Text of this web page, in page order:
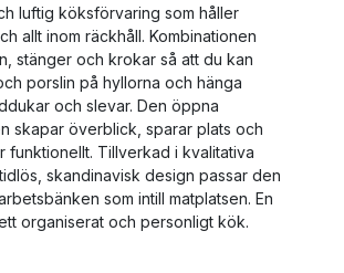
luftig köksförvaring som håller
allt inom räckhåll. Kombinationen
stänger och krokar så att du kan
porslin på hyllorna och hänga
och slevar. Den öppna
skapar överblick, sparar plats och
funktionellt. Tillverkad i kvalitativa
skandinavisk design passar den
som intill matplatsen. En
organiserat och personligt kök.